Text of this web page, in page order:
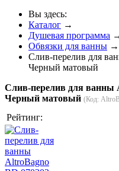
Вы здесь:
Каталог →
Душевая программа
Обвязки для ванны →
Слив-перелив для
Черный матовый
Слив-перелив для ванны
Черный матовый (Код:
Рейтинг: